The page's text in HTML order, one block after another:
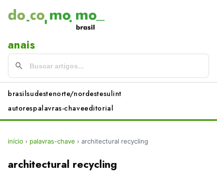
anais
brasilsudestenorte/nordestesulint
autorespalavras-chaveeditorial
início › palavras-chave › architectural recycling
architectural recycling